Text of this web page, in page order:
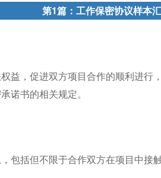
第1篇：工作保密协议样本
益，促进双方项目合作的顺利进行
诺书的相关规定。
包括但不限于合作双方在项目中接